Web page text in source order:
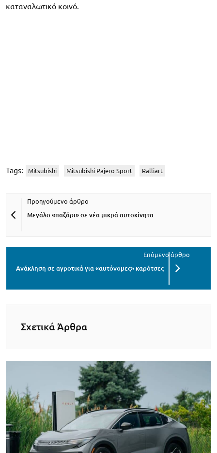
καταναλωτικό κοινό.
Tags: Mitsubishi Mitsubishi Pajero Sport Ralliart
Μεγάλο «παζάρι» σε νέα μικρά αυτοκίνητα
Ανάκληση σε αγροτικά για «αυτόνομες» καρότσες
Σχετικά Άρθρα